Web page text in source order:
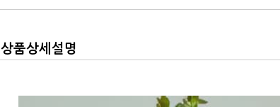
상품상세설명